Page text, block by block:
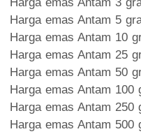
Harga emas Antam 5
Harga emas Antam 10
Harga emas Antam 25
‎Harga emas Antam 50
‎Harga emas Antam 100
Harga emas Antam 250
‎Harga emas Antam 500